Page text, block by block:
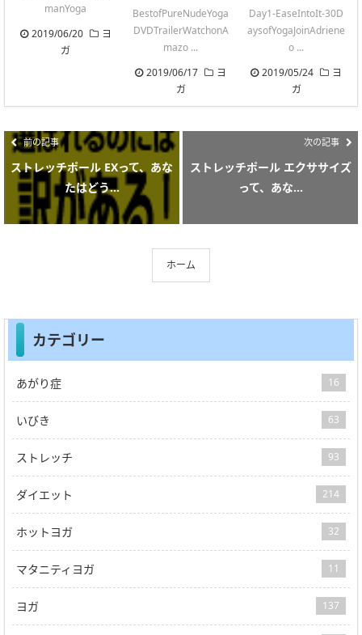
manYoga
2019/06/20
ヨ
ガ
BestofPureNudeYoga
DVDTrailerWatchonA
mazo ...
2019/06/17
ヨ
ガ
Day1-EaseIntoIt-30D
aysofYogaJoinAdriene
o ...
2019/05/24
ヨ
ガ
前の記事
ストレッチポール EXって、あな
たはどう...
次の記事
ストレッチポール エクササイズ
って、あな...
ホーム
カテゴリー
あがり症 16
いびき 63
ストレッチ 93
ダイエット 214
ホットヨガ 32
マタニティヨガ 11
ヨガ 137